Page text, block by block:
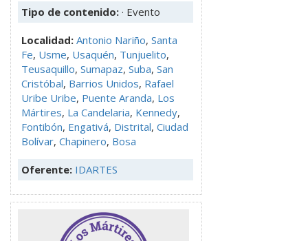
Tipo de contenido: · Evento
Localidad: Antonio Nariño, Santa
Fe, Usme, Usaquén, Tunjuelito,
Teusaquillo, Sumapaz, Suba, San
Cristóbal, Barrios Unidos, Rafael
Uribe Uribe, Puente Aranda, Los
Mártires, La Candelaria, Kennedy,
Fontibón, Engativá, Distrital, Ciudad
Bolívar, Chapinero, Bosa
Oferente: IDARTES